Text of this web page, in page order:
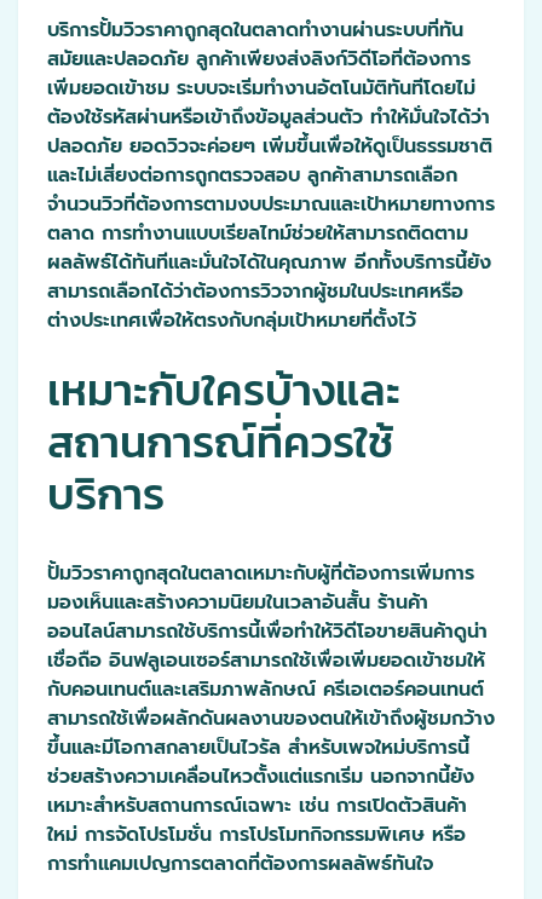
บริการปั้มวิวราคาถูกสุดในตลาดทำงานผ่านระบบที่ทัน
สมัยและปลอดภัย ลูกค้าเพียงส่งลิงก์วิดีโอที่ต้องการ
เพิ่มยอดเข้าชม ระบบจะเริ่มทำงานอัตโนมัติทันทีโดยไม่
ต้องใช้รหัสผ่านหรือเข้าถึงข้อมูลส่วนตัว ทำให้มั่นใจได้ว่า
ปลอดภัย ยอดวิวจะค่อยๆ เพิ่มขึ้นเพื่อให้ดูเป็นธรรมชาติ
และไม่เสี่ยงต่อการถูกตรวจสอบ ลูกค้าสามารถเลือก
จำนวนวิวที่ต้องการตามงบประมาณและเป้าหมายทางการ
ตลาด การทำงานแบบเรียลไทม์ช่วยให้สามารถติดตาม
ผลลัพธ์ได้ทันทีและมั่นใจได้ในคุณภาพ อีกทั้งบริการนี้ยัง
สามารถเลือกได้ว่าต้องการวิวจากผู้ชมในประเทศหรือ
ต่างประเทศเพื่อให้ตรงกับกลุ่มเป้าหมายที่ตั้งไว้
เหมาะกับใครบ้างและ
สถานการณ์ที่ควรใช้
บริการ
ปั้มวิวราคาถูกสุดในตลาดเหมาะกับผู้ที่ต้องการเพิ่มการ
มองเห็นและสร้างความนิยมในเวลาอันสั้น ร้านค้า
ออนไลน์สามารถใช้บริการนี้เพื่อทำให้วิดีโอขายสินค้าดูน่า
เชื่อถือ อินฟลูเอนเซอร์สามารถใช้เพื่อเพิ่มยอดเข้าชมให้
กับคอนเทนต์และเสริมภาพลักษณ์ ครีเอเตอร์คอนเทนต์
สามารถใช้เพื่อผลักดันผลงานของตนให้เข้าถึงผู้ชมกว้าง
ขึ้นและมีโอกาสกลายเป็นไวรัล สำหรับเพจใหม่บริการนี้
ช่วยสร้างความเคลื่อนไหวตั้งแต่แรกเริ่ม นอกจากนี้ยัง
เหมาะสำหรับสถานการณ์เฉพาะ เช่น การเปิดตัวสินค้า
ใหม่ การจัดโปรโมชั่น การโปรโมทกิจกรรมพิเศษ หรือ
การทำแคมเปญการตลาดที่ต้องการผลลัพธ์ทันใจ